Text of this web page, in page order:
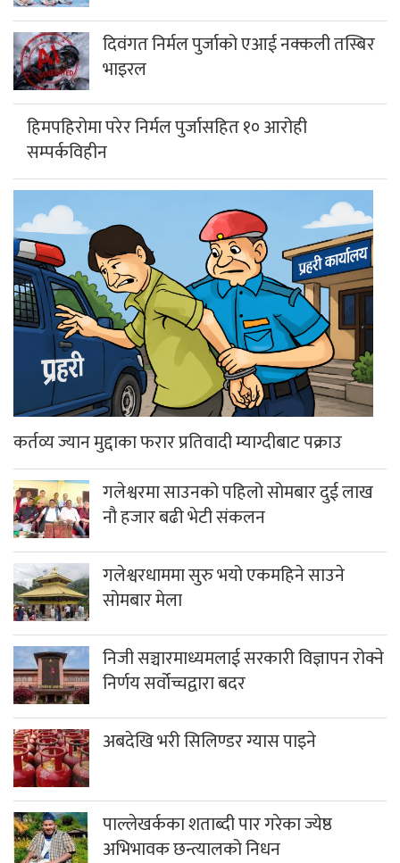
कर्तव्य ज्यान मुद्दाका फरार प्रतिवादी म्याग्दीबाट पक्राउ
गलेश्वरमा साउनको पहिलो सोमबार दुई लाख
गलेश्वरधाममा सुरु भयो एकमहिने साउने
सोमबार मेला
निजी सञ्चारमाध्यमलाई सरकारी विज्ञापन रोक्ने
निर्णय सर्वोच्चद्वारा बदर
अबदेखि भरी सिलिण्डर ग्यास पाइने
पाल्लेखर्कका शताब्दी पार गरेका ज्येष्ठ
अभिभावक छन्त्यालको निधन
हाम्राे बारेमा
सधैं,सबैका लागि
सत्य निष्पक्ष र स्वतन्त्रतालाई आत्मसात गर्दै ग्लोबल म्याग्दी मिडिया
प्रालिद्वारा सञ्चालित जिल्लाकै पहिलो आधिकारिक न्युज पोर्टल हो ।
बि.सं २०७२ मा दिप खबर डट्कम र ०७३ मा पश्चिम म्याग्दी न्युजलाई
परिमार्जित गरेर ‘म्याग्दी न्युज डट्कम’ संचालनमा ल्याइएको हो ।
म्याग्दी न्युज डटकम तपाई हाम्रो साझा चौतारी हो ।म्याग्दी न्युज
डटकमले स्थानिय, जिल्ला, राष्ट्रिय तथा अन्तराष्ट्रिय सहितको ताजा र
खोजमूलक समाचार, मनोरञ्जनात्मक सामाग्रिहरु र विचार निरन्तर
सम्प्रेषण गर्दै आइरहेको छ ।